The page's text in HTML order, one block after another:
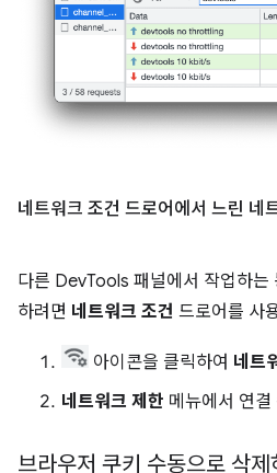
네트워크 조건 드로어에서 느린 네
다른 DevTools 패널에서 작업하는
하려면 네트워크 조건 드로어를 사
아이콘을 클릭하여 네트
네트워크 제한 메뉴에서 연
브라우저 쿠키 수동으로 삭제